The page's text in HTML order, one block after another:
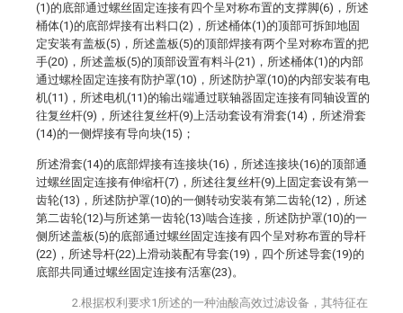
(1)的底部通过螺丝固定连接有四个呈对称布置的支撑脚(6)，所述
桶体(1)的底部焊接有出料口(2)，所述桶体(1)的顶部可拆卸地固
定安装有盖板(5)，所述盖板(5)的顶部焊接有两个呈对称布置的把
手(20)，所述盖板(5)的顶部设置有料斗(21)，所述桶体(1)的内部
通过螺栓固定连接有防护罩(10)，所述防护罩(10)的内部安装有电
机(11)，所述电机(11)的输出端通过联轴器固定连接有同轴设置的
往复丝杆(9)，所述往复丝杆(9)上活动套设有滑套(14)，所述滑套
(14)的一侧焊接有导向块(15)；
所述滑套(14)的底部焊接有连接块(16)，所述连接块(16)的顶部通
过螺丝固定连接有伸缩杆(7)，所述往复丝杆(9)上固定套设有第一
齿轮(13)，所述防护罩(10)的一侧转动安装有第二齿轮(12)，所述
第二齿轮(12)与所述第一齿轮(13)啮合连接，所述防护罩(10)的一
侧所述盖板(5)的底部通过螺丝固定连接有四个呈对称布置的导杆
(22)，所述导杆(22)上滑动装配有导套(19)，四个所述导套(19)的
底部共同通过螺丝固定连接有活塞(23)。
2.根据权利要求1所述的一种油酸高效过滤设备，其特征在